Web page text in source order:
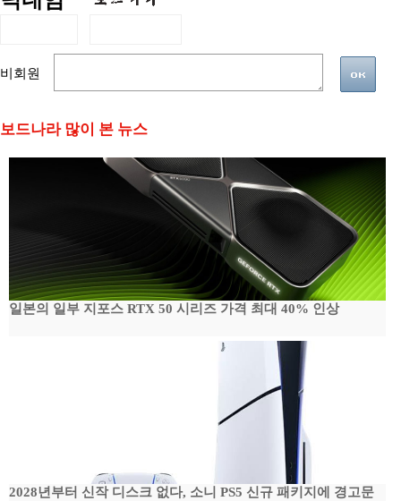
비회원
보드나라 많이 본 뉴스
일본의 일부 지포스 RTX 50 시리즈 가격 최대 40% 인상
2028년부터 신작 디스크 없다, 소니 PS5 신규 패키지에 경고문